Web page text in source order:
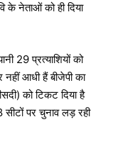
के नेताओं को ही दिया
29 प्रत्याशियों को
आधी हैं बीजेपी का
को टिकट दिया है
पर चुनाव लड़ रही